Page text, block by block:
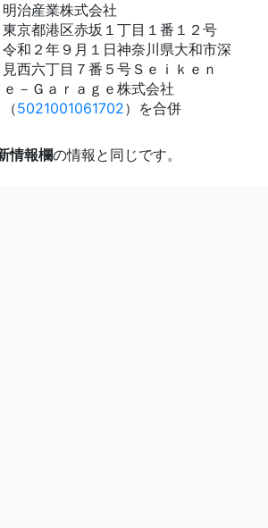
明治産業株式会社
東京都港区赤坂１丁目１番１２号
令和２年９月１日神奈川県大和市深
見西六丁目７番５号Ｓｅｉｋｅｎ
ｅ－Ｇａｒａｇｅ株式会社
（5021001061702）を合併
情報欄の情報と同じです。